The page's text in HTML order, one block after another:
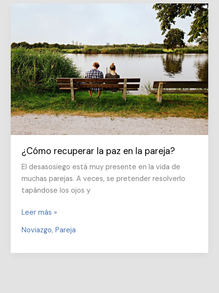
de
verdad”
¿Cómo recuperar la paz en la pareja?
El desasosiego está muy presente en la vida de
muchas parejas. A veces, se pretender resolverlo
tapándose los ojos y
¿Cómo
Leer más »
Noviazgo,Pareja